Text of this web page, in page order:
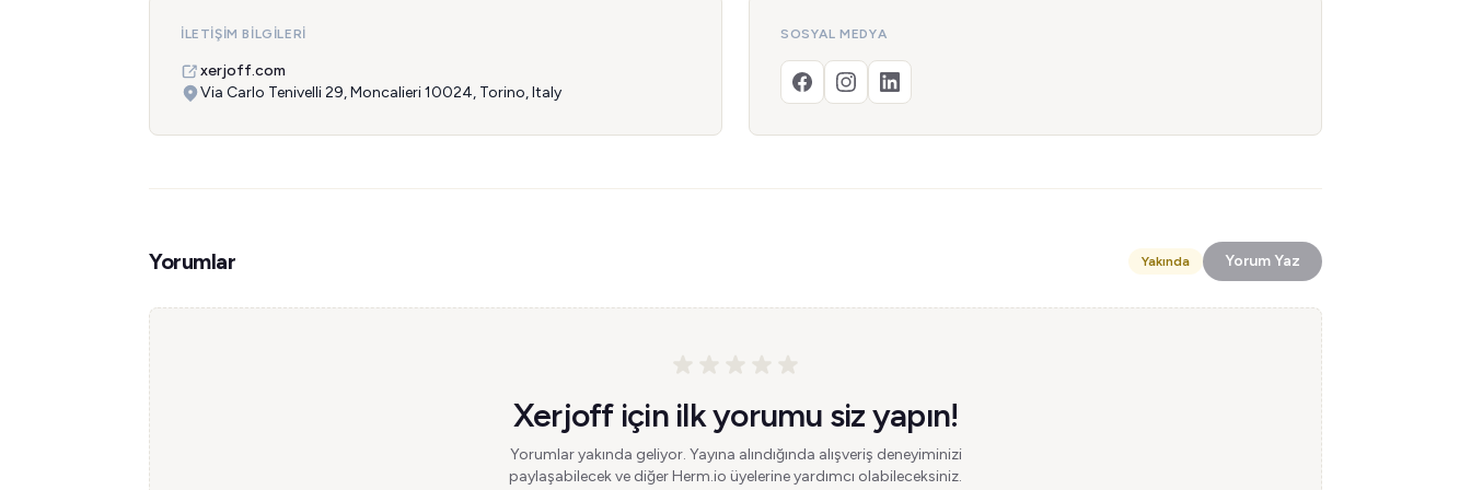
İLETIŞIM BILGILERI
xerjoff.com
Via Carlo Tenivelli 29, Moncalieri 10024, Torino, Italy
SOSYAL MEDYA
Yorumlar Yakında Yorum Yaz
Xerjoff için ilk yorumu siz yapın!
Yorumlar yakında geliyor. Yayına alındığında alışveriş deneyiminizi
paylaşabilecek ve diğer Herm.io üyelerine yardımcı olabileceksiniz.